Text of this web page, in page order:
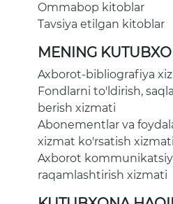
Ommabop kitoblar
Tavsiya etilgan kitoblar
MENING
Axborot-bibliografiya
Fondlarni to'ldirish,
berish xizmati
Abonementlar va
xizmat ko'rsatish xizmati
Axborot
raqamlashtirish xizmati